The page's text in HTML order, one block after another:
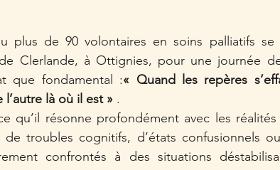
plus de 90 volontaires en soins palliatifs se
Clerlande, à Ottignies, pour une journée
que fondamental :« Quand les repères
là où il est » .
qu’il résonne profondément avec les
de troubles cognitifs, d’états confusionnels
confrontés à des situations